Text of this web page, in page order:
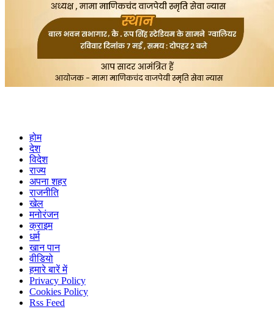
होम
देश
विदेश
राज्य
अपना शहर
राजनीति
खेल
मनोरंजन
क्राइम
धर्म
खान पान
वीडियो
हमारे बारें में
Privacy Policy
Cookies Policy
Rss Feed